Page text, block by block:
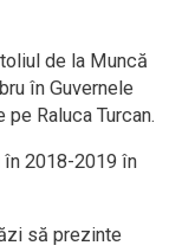
de la Muncă
în Guvernele
Raluca Turcan.
2018-2019 în
să prezinte